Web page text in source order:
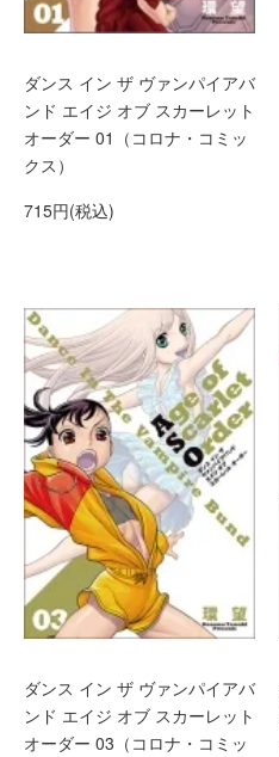
ダンス イン ザ ヴァンパイアバ
ンド エイジ オブ スカーレット
オーダー 01（コロナ・コミッ
クス）
715円(税込)
ダンス イン ザ ヴァンパイアバ
ンド エイジ オブ スカーレット
オーダー 03（コロナ・コミッ